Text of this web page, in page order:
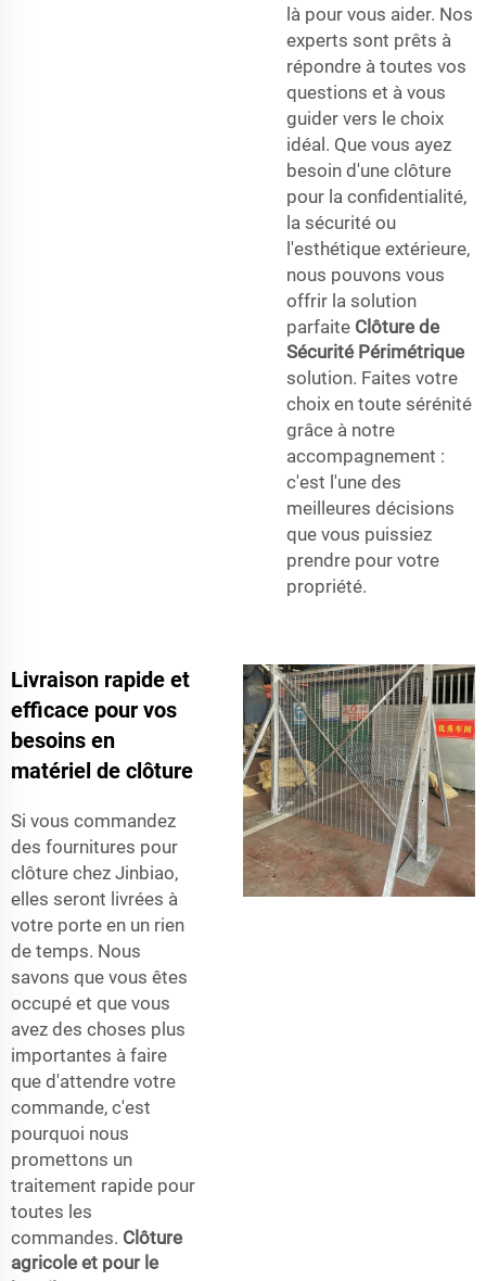
là pour vous aider. Nos
experts sont prêts à
répondre à toutes vos
questions et à vous
guider vers le choix
idéal. Que vous ayez
besoin d'une clôture
pour la confidentialité,
la sécurité ou
l'esthétique extérieure,
nous pouvons vous
offrir la solution
parfaite Clôture de
Sécurité Périmétrique
solution. Faites votre
choix en toute sérénité
grâce à notre
accompagnement :
c'est l'une des
meilleures décisions
que vous puissiez
prendre pour votre
propriété.
Livraison rapide et
efficace pour vos
besoins en
matériel de clôture
Si vous commandez
des fournitures pour
clôture chez Jinbiao,
elles seront livrées à
votre porte en un rien
de temps. Nous
savons que vous êtes
occupé et que vous
avez des choses plus
importantes à faire
que d'attendre votre
commande, c'est
pourquoi nous
promettons un
traitement rapide pour
toutes les
commandes. Clôture
agricole et pour le